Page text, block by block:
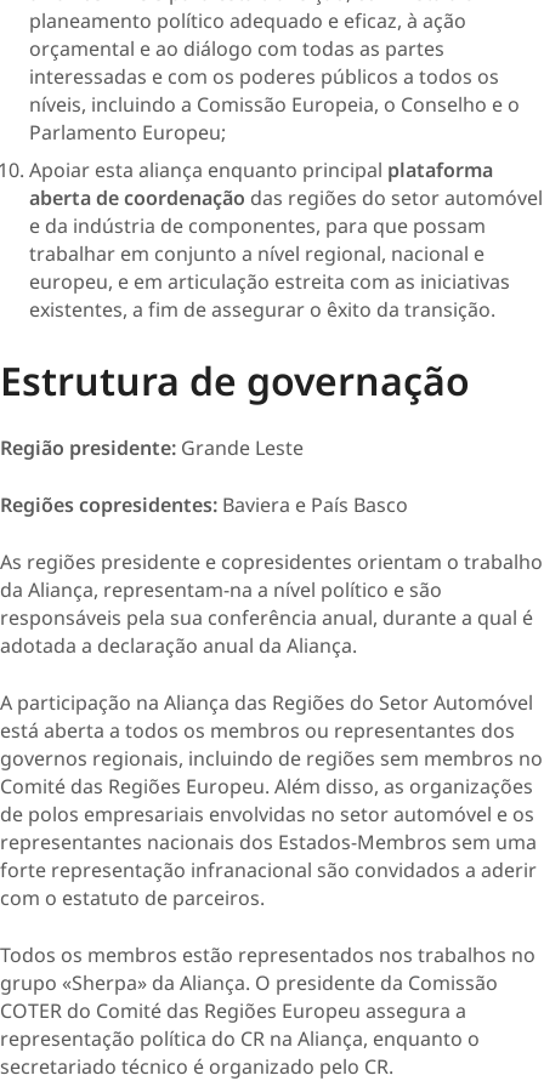
planeamento político adequado e eficaz, à ação
orçamental e ao diálogo com todas as partes
interessadas e com os poderes públicos a todos os
níveis, incluindo a Comissão Europeia, o Conselho e o
Parlamento Europeu;
Apoiar esta aliança enquanto principal plataforma
aberta de coordenação das regiões do setor automóvel
e da indústria de componentes, para que possam
trabalhar em conjunto a nível regional, nacional e
europeu, e em articulação estreita com as iniciativas
existentes, a fim de assegurar o êxito da transição. ​​
Estrutura de governação
Região presidente: Grande Leste
Regiões copresidentes: Baviera e País Basco
As regiões presidente e copresidentes orientam o trabalho
da Aliança, representam-na a nível político e são
responsáveis pela sua conferência anual, durante a qual é
adotada a declaração anual da Aliança.
A participação na Aliança das Regiões do Setor Automóvel
está aberta a todos os membros ou representantes dos
governos regionais, incluindo de regiões sem membros no
Comité das Regiões Europeu. Além disso, as organizações
de polos empresariais envolvidas no setor automóvel e os
representantes nacionais dos Estados-Membros sem uma
forte representação infranacional são convidados a aderir
com o estatuto de parceiros.
Todos os membros estão representados nos trabalhos no
grupo «Sherpa» da Aliança. O presidente da Comissão
COTER do Comité das Regiões Europeu assegura a
representação política do CR na Aliança, enquanto o
secretariado técnico é organizado pelo CR.